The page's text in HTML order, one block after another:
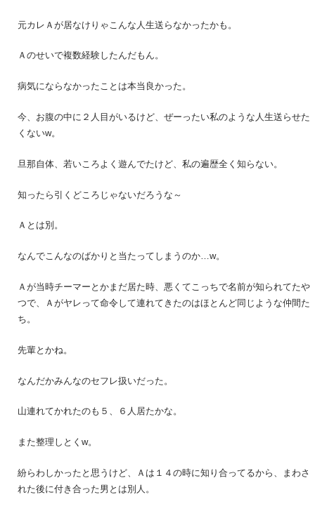
元カレＡが居なけりゃこんな人生送らなかったかも。
Ａのせいで複数経験したんだもん。
病気にならなかったことは本当良かった。
今、お腹の中に２人目がいるけど、ぜーったい私のような人生送らせた
くないw。
旦那自体、若いころよく遊んでたけど、私の遍歴全く知らない。
知ったら引くどころじゃないだろうな～
Ａとは別。
なんでこんなのばかりと当たってしまうのか…w。
Ａが当時チーマーとかまだ居た時、悪くてこっちで名前が知られてたや
つで、Ａがヤレって命令して連れてきたのはほとんど同じような仲間た
ち。
先輩とかね。
なんだかみんなのセフレ扱いだった。
山連れてかれたのも５、６人居たかな。
また整理しとくw。
紛らわしかったと思うけど、Ａは１４の時に知り合ってるから、まわさ
れた後に付き合った男とは別人。